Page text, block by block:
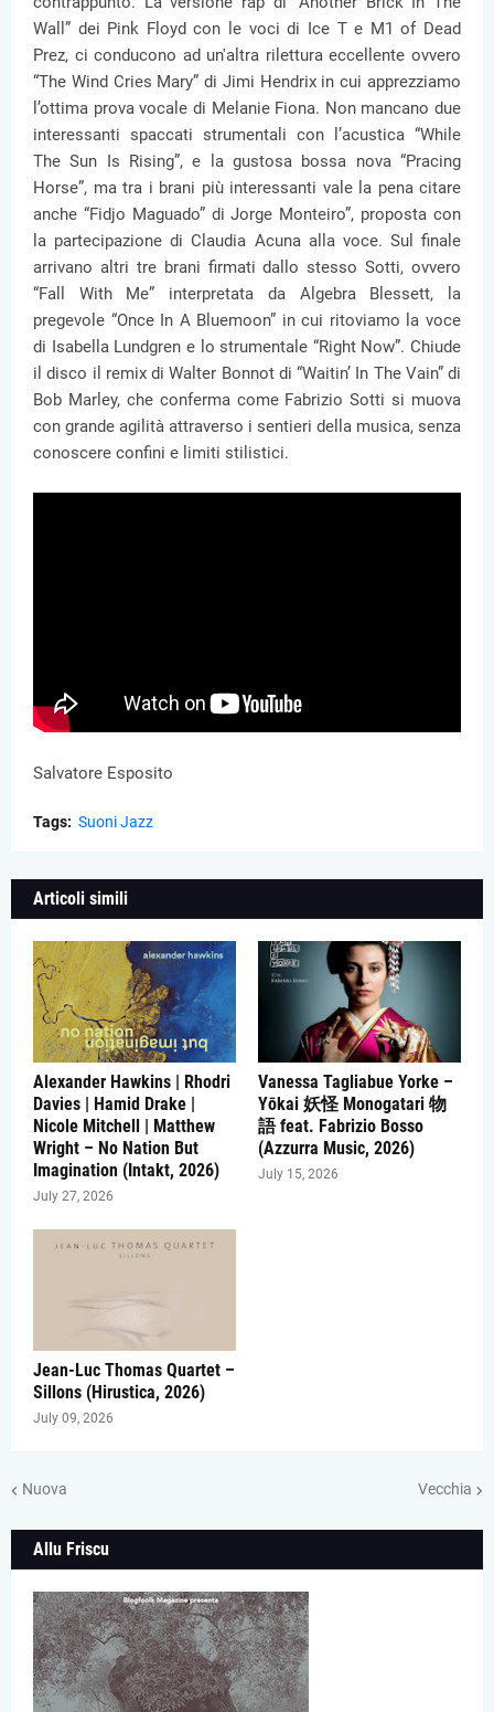
Wall” dei Pink Floyd con le voci di Ice T e M1 of Dead
Prez, ci conducono ad un'altra rilettura eccellente ovvero
“The Wind Cries Mary” di Jimi Hendrix in cui apprezziamo
l’ottima prova vocale di Melanie Fiona. Non mancano due
interessanti spaccati strumentali con l’acustica “While
The Sun Is Rising”, e la gustosa bossa nova “Pracing
Horse”, ma tra i brani più interessanti vale la pena citare
anche “Fidjo Maguado” di Jorge Monteiro”, proposta con
la partecipazione di Claudia Acuna alla voce. Sul finale
arrivano altri tre brani firmati dallo stesso Sotti, ovvero
“Fall With Me” interpretata da Algebra Blessett, la
pregevole “Once In A Bluemoon” in cui ritoviamo la voce
di Isabella Lundgren e lo strumentale “Right Now”. Chiude
il disco il remix di Walter Bonnot di “Waitin’ In The Vain” di
Bob Marley, che conferma come Fabrizio Sotti si muova
con grande agilità attraverso i sentieri della musica, senza
conoscere confini e limiti stilistici.
Salvatore Esposito
Tags: Suoni Jazz
Articoli simili
Alexander Hawkins | Rhodri
Davies | Hamid Drake |
Nicole Mitchell | Matthew
Wright – No Nation But
Imagination (Intakt, 2026)
July 27, 2026
Vanessa Tagliabue Yorke –
Yōkai 妖怪 Monogatari 物
語 feat. Fabrizio Bosso
(Azzurra Music, 2026)
July 15, 2026
Jean-Luc Thomas Quartet –
Sillons (Hirustica, 2026)
July 09, 2026
Nuova Vecchia
Allu Friscu